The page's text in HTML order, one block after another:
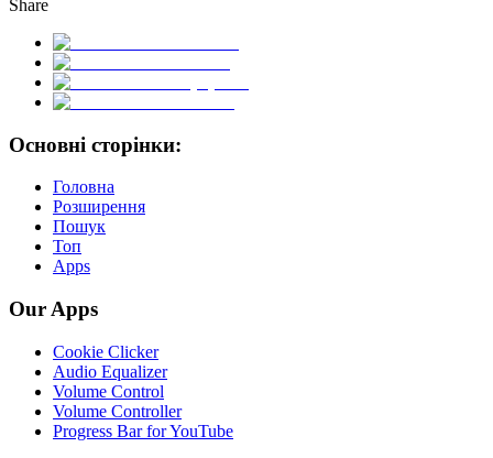
Share
Основні сторінки:
Головна
Розширення
Пошук
Топ
Apps
Our Apps
Cookie Clicker
Audio Equalizer
Volume Control
Volume Controller
Progress Bar for YouTube